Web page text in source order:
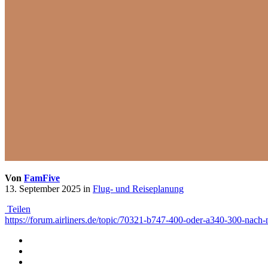
Von FamFive
13. September 2025 in Flug- und Reiseplanung
Teilen
https://forum.airliners.de/topic/70321-b747-400-oder-a340-300-